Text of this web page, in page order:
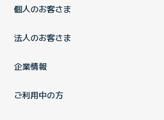
個人のお客さま
法人のお客さま
企業情報
ご利用中の方